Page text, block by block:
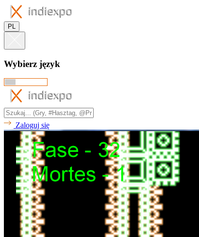
PL
Wybierz język
Zaloguj się